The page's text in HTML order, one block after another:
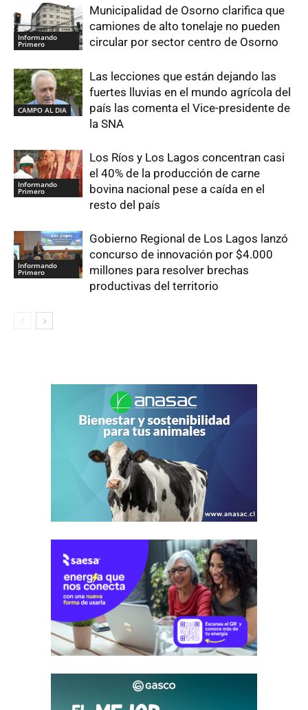
Informando
Primero
Municipalidad de Osorno clarifica que
camiones de alto tonelaje no pueden
circular por sector centro de Osorno
CAMPO AL DIA
Las lecciones que están dejando las
fuertes lluvias en el mundo agrícola del
país las comenta el Vice-presidente de
la SNA
Informando
Primero
Los Ríos y Los Lagos concentran casi
el 40% de la producción de carne
bovina nacional pese a caída en el
resto del país
Informando
Primero
Gobierno Regional de Los Lagos lanzó
concurso de innovación por $4.000
millones para resolver brechas
productivas del territorio